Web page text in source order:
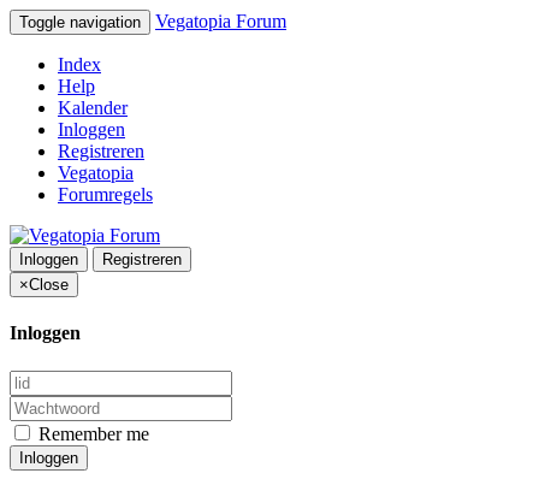
Toggle navigation Vegatopia Forum
Index
Help
Kalender
Inloggen
Registreren
Vegatopia
Forumregels
Inloggen
Registreren
×Close
Inloggen
Remember me
Inloggen